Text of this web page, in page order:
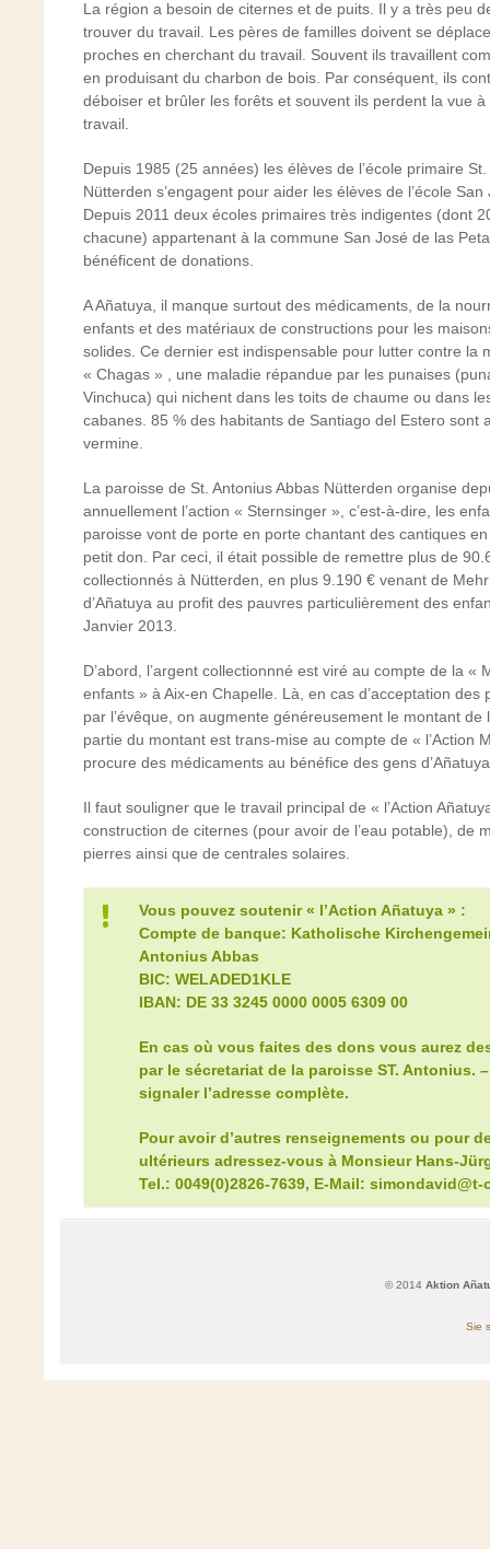
La région a besoin de citernes et de puits. Il y a très peu
trouver du travail. Les pères de familles doivent se
proches en cherchant du travail. Souvent ils travaillent
en produisant du charbon de bois. Par conséquent, ils
déboiser et brûler les forêts et souvent ils perdent la vue à
travail.
Depuis 1985 (25 années) les élèves de l’école primaire
Nütterden s’engagent pour aider les élèves de l’école
Depuis 2011 deux écoles primaires très indigentes (dont
chacune) appartenant à la commune San José de las
bénéficent de donations.
A Añatuya, il manque surtout des médicaments, de la
enfants et des matériaux de constructions pour les
solides. Ce dernier est indispensable pour lutter contre la
« Chagas » , une maladie répandue par les punaises
Vinchuca) qui nichent dans les toits de chaume ou dans
cabanes. 85 % des habitants de Santiago del Estero sont
vermine.
La paroisse de St. Antonius Abbas Nütterden organise
annuellement l’action « Sternsinger », c’est-à-dire, les
paroisse vont de porte en porte chantant des cantiques
petit don. Par ceci, il était possible de remettre plus de
collectionnés à Nütterden, en plus 9.190 € venant de
d’Añatuya au profit des pauvres particulièrement des
Janvier 2013.
D’abord, l’argent collectionnné est viré au compte de la «
enfants » à Aix-en Chapelle. Là, en cas d’acceptation des
par l’évêque, on augmente généreusement le montant de
partie du montant est trans-mise au compte de « l’Action
procure des médicaments au bénéfice des gens
Il faut souligner que le travail principal de « l’Action
construction de citernes (pour avoir de l’eau potable), de
pierres ainsi que de centrales solaires.
Vous pouvez soutenir « l’Action Añatuya » :
Compte de banque: Katholische
Antonius Abbas
BIC: WELADED1KLE
IBAN: DE 33 3245 0000 0005 6309 00
En cas où vous faites des dons vous aurez
par le sécretariat de la paroisse ST. Antonius.
signaler l’adresse complète.
Pour avoir d’autres renseignements ou pour
ultérieurs adressez-vous à Monsieur Hans-
Tel.: 0049(0)2826-7639, E-Mail:
© 2014 Aktion
Sie